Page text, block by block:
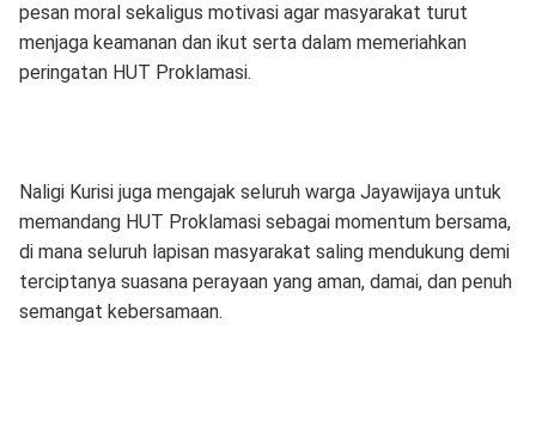
pesan moral sekaligus motivasi agar masyarakat turut
menjaga keamanan dan ikut serta dalam memeriahkan
peringatan HUT Proklamasi.
Naligi Kurisi juga mengajak seluruh warga Jayawijaya untuk
memandang HUT Proklamasi sebagai momentum bersama,
di mana seluruh lapisan masyarakat saling mendukung demi
terciptanya suasana perayaan yang aman, damai, dan penuh
semangat kebersamaan.